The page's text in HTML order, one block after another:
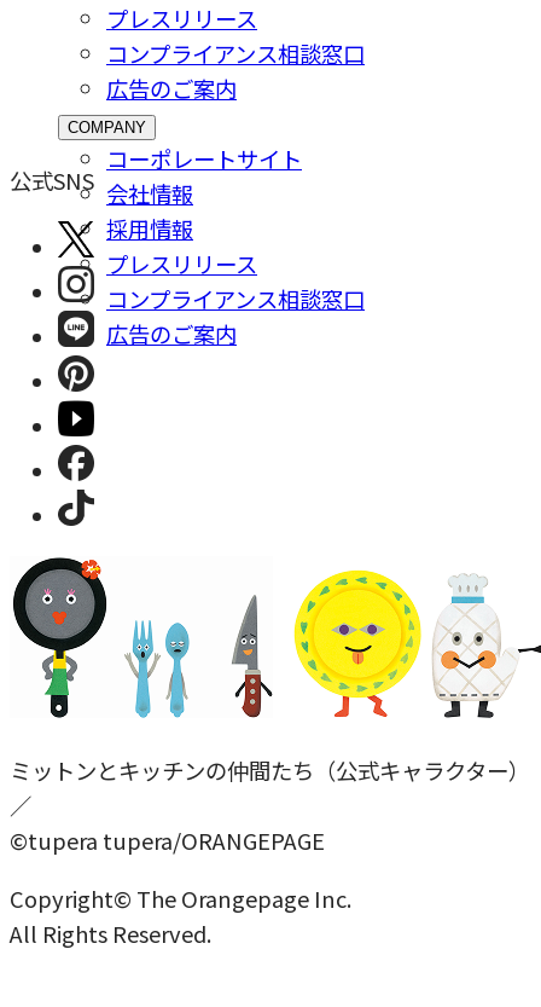
プレスリリース
コンプライアンス相談窓⼝
広告のご案内
COMPANY
コーポレートサイト
会社情報
採⽤情報
プレスリリース
コンプライアンス相談窓⼝
広告のご案内
公式SNS
ミットンとキッチンの仲間たち（公式キャラクター）
／
©tupera tupera/ORANGEPAGE
Copyright© The Orangepage Inc.
All Rights Reserved.